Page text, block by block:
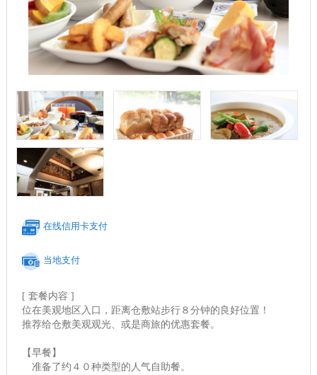
在线信用卡支付
当地支付
[ 套餐内容 ]
位在美观地区入口，距离仓敷站步行８分钟的良好位置！
推荐给仓敷美观观光、或是商旅的优惠套餐。
【早餐】
准备了约４０种类型的人气自助餐。